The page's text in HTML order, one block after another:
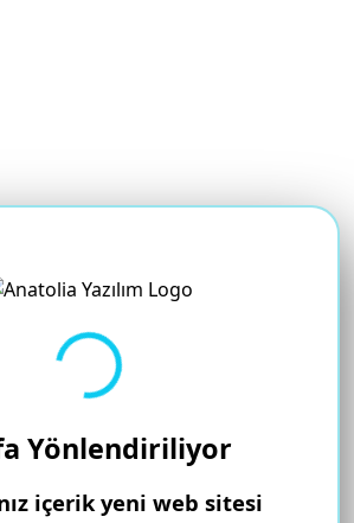
Yükleniyor...
Yönlendiriliyor
içerik yeni web sitesi